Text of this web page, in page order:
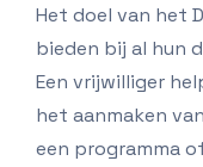
Het doel van het
bieden bij al hun
Een vrijwilliger
het aanmaken
een programma